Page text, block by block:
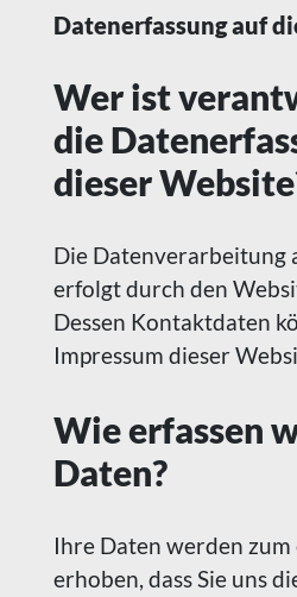
Datenerfassung auf
Wer ist
die
dieser
Die Datenverarbeitung
erfolgt durch den
Dessen Kontaktdaten
Impressum dieser
Wie erfassen
Daten?
Ihre Daten werden
erhoben, dass Sie uns